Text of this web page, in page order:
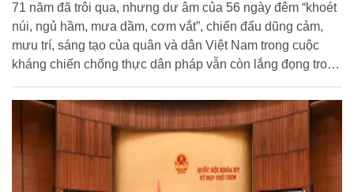
71 năm đã trôi qua, nhưng dư âm của 56 ngày đêm “khoét
núi, ngủ hầm, mưa dầm, cơm vắt”, chiến đấu dũng cảm,
mưu trí, sáng tạo của quân và dân Việt Nam trong cuộc
kháng chiến chống thực dân pháp vẫn còn lắng đọng trong